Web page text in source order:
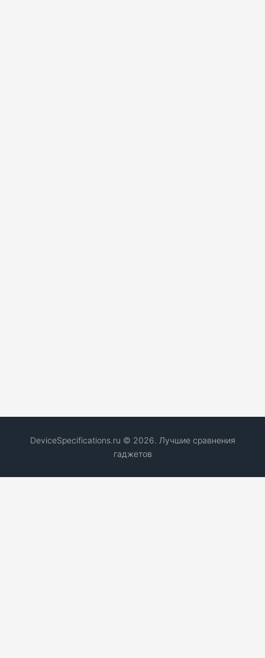
DeviceSpecifications.ru © 2026. Лучшие сравнения
гаджетов